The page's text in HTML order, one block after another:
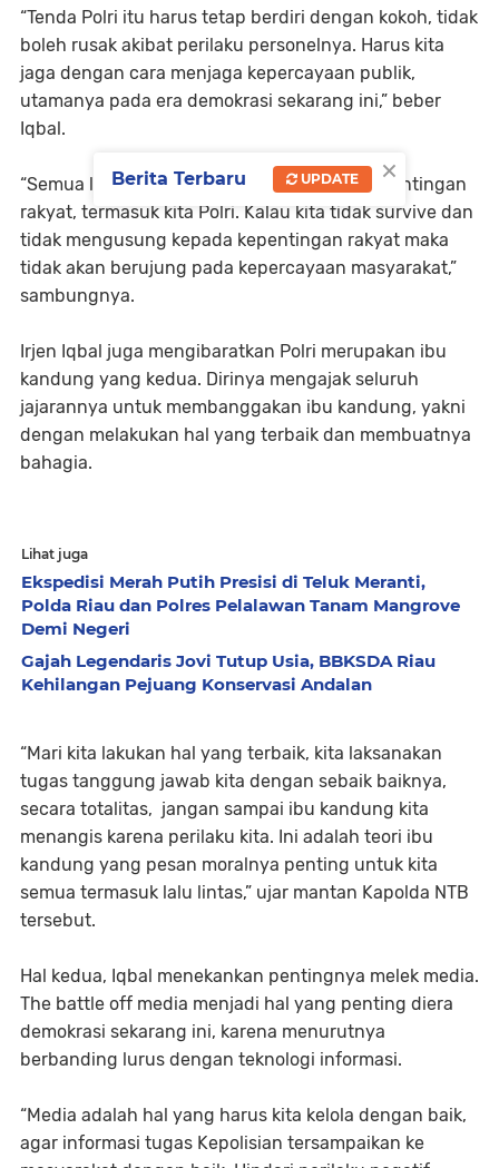
“Tenda Polri itu harus tetap berdiri dengan kokoh, tidak
boleh rusak akibat perilaku personelnya. Harus kita
jaga dengan cara menjaga kepercayaan publik,
utamanya pada era demokrasi sekarang ini,” beber
Iqbal.
“Semua lembaga harus bertujuan dalam kepentingan
rakyat, termasuk kita Polri. Kalau kita tidak survive dan
tidak mengusung kepada kepentingan rakyat maka
tidak akan berujung pada kepercayaan masyarakat,”
sambungnya.
Irjen Iqbal juga mengibaratkan Polri merupakan ibu
kandung yang kedua. Dirinya mengajak seluruh
jajarannya untuk membanggakan ibu kandung, yakni
dengan melakukan hal yang terbaik dan membuatnya
bahagia.
Lihat juga
Ekspedisi Merah Putih Presisi di Teluk Meranti,
Polda Riau dan Polres Pelalawan Tanam Mangrove
Demi Negeri
Gajah Legendaris Jovi Tutup Usia, BBKSDA Riau
Kehilangan Pejuang Konservasi Andalan
“Mari kita lakukan hal yang terbaik, kita laksanakan
tugas tanggung jawab kita dengan sebaik baiknya,
secara totalitas, jangan sampai ibu kandung kita
menangis karena perilaku kita. Ini adalah teori ibu
kandung yang pesan moralnya penting untuk kita
semua termasuk lalu lintas,” ujar mantan Kapolda NTB
tersebut.
Hal kedua, Iqbal menekankan pentingnya melek media.
The battle off media menjadi hal yang penting diera
demokrasi sekarang ini, karena menurutnya
berbanding lurus dengan teknologi informasi.
“Media adalah hal yang harus kita kelola dengan baik,
agar informasi tugas Kepolisian tersampaikan ke
×
Berita Terbaru UPDATE